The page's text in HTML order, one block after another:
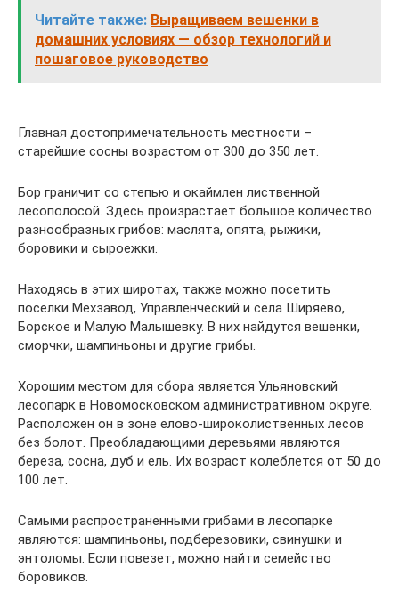
Читайте также: Выращиваем вешенки в
домашних условиях — обзор технологий и
пошаговое руководство
Главная достопримечательность местности –
старейшие сосны возрастом от 300 до 350 лет.
Бор граничит со степью и окаймлен лиственной
лесополосой. Здесь произрастает большое количество
разнообразных грибов: маслята, опята, рыжики,
боровики и сыроежки.
Находясь в этих широтах, также можно посетить
поселки Мехзавод, Управленческий и села Ширяево,
Борское и Малую Малышевку. В них найдутся вешенки,
сморчки, шампиньоны и другие грибы.
Хорошим местом для сбора является Ульяновский
лесопарк в Новомосковском административном округе.
Расположен он в зоне елово-широколиственных лесов
без болот. Преобладающими деревьями являются
береза, сосна, дуб и ель. Их возраст колеблется от 50 до
100 лет.
Самыми распространенными грибами в лесопарке
являются: шампиньоны, подберезовики, свинушки и
энтоломы. Если повезет, можно найти семейство
боровиков.